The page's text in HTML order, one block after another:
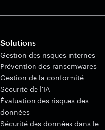
Solutions
Gestion des risques internes
Prévention des ransomwares
Gestion de la conformité
Sécurité de l'IA
Évaluation des risques des
données
Sécurité des données dans le